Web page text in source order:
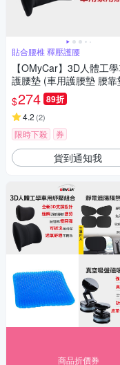
貼合腰椎 釋壓護腰
【OMyCar】3D人體工
護腰墊 (車用護腰墊 腰靠
枕 慢回彈護腰墊)
$274 89折
4.2 (2)
限時下殺 券
貨到通知我
商品折價券